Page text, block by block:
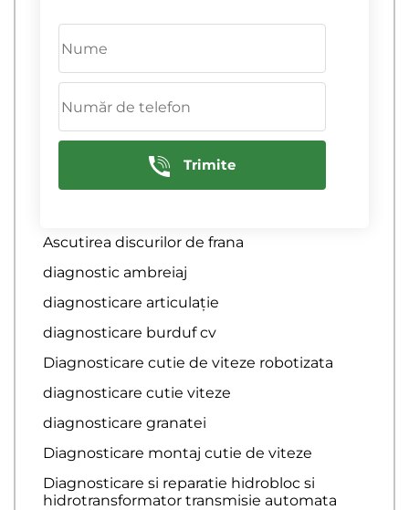
Ceramica de polisare auto
Colant auto
Colant auto
Reparatie transmisie
Ascutirea discurilor de frana
diagnostic ambreiaj
diagnosticare articulație
diagnosticare burduf cv
Diagnosticare cutie de viteze robotizata
diagnosticare cutie viteze
diagnosticare granatei
Diagnosticare montaj cutie de viteze
Diagnosticare si reparatie hidrobloc si
hidrotransformator transmisie automata
Trimite